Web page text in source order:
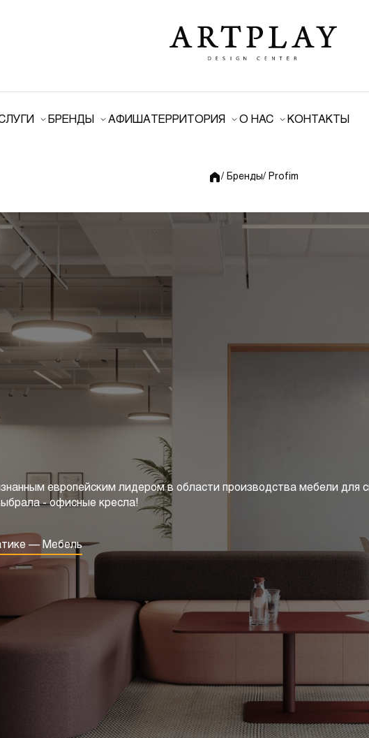
БРЕНДЫ АФИШАТЕРРИТОРИЯ О НАС КОНТАКТЫ
/ Бренды/ Profim
европейским лидером в области производства мебели для
- офисные кресла!
— Мебель